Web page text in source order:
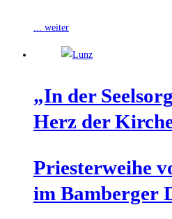
... weiter
„In der
Herz der
Pries­ter­wei­he
im Bam­ber­ger